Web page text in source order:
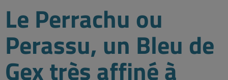
Le Perrachu ou
Perassu, un Bleu de
Gex très affiné à